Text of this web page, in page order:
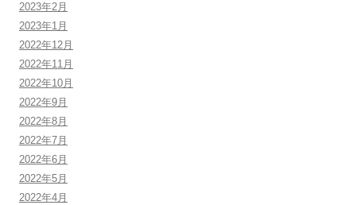
2023年2月
2023年1月
2022年12月
2022年11月
2022年10月
2022年9月
2022年8月
2022年7月
2022年6月
2022年5月
2022年4月